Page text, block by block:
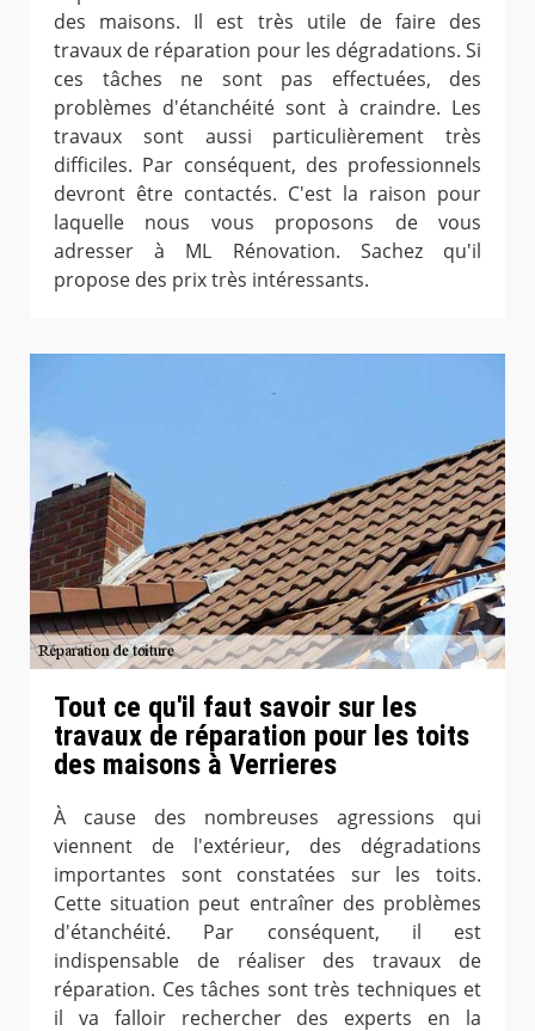
des maisons. Il est très utile de faire des
travaux de réparation pour les dégradations. Si
ces tâches ne sont pas effectuées, des
problèmes d'étanchéité sont à craindre. Les
travaux sont aussi particulièrement très
difficiles. Par conséquent, des professionnels
devront être contactés. C'est la raison pour
laquelle nous vous proposons de vous
adresser à ML Rénovation. Sachez qu'il
propose des prix très intéressants.
Tout ce qu'il faut savoir sur les
travaux de réparation pour les toits
des maisons à Verrieres
À cause des nombreuses agressions qui
viennent de l'extérieur, des dégradations
importantes sont constatées sur les toits.
Cette situation peut entraîner des problèmes
d'étanchéité. Par conséquent, il est
indispensable de réaliser des travaux de
réparation. Ces tâches sont très techniques et
il va falloir rechercher des experts en la